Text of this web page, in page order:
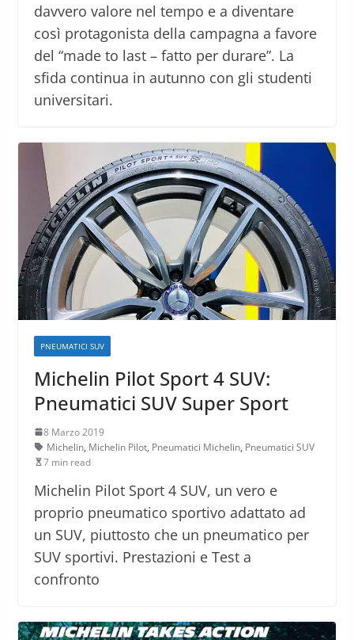
davvero valore nel tempo e a diventare
così protagonista della campagna a favore
del “made to last – fatto per durare”. La
sfida continua in autunno con gli studenti
universitari.
PNEUMATICI SUV
Michelin Pilot Sport 4 SUV:
Pneumatici SUV Super Sport
8 Marzo 2019
Michelin, Michelin Pilot, Pneumatici Michelin, Pneumatici SUV
7 min read
Michelin Pilot Sport 4 SUV, un vero e
proprio pneumatico sportivo adattato ad
un SUV, piuttosto che un pneumatico per
SUV sportivi. Prestazioni e Test a
confronto